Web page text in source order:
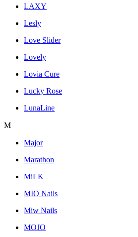
LAXY
Lesly
Love Slider
Lovely
Lovia Cure
Lucky Rose
LunaLine
M
Major
Marathon
MiLK
MIO Nails
Miw Nails
MOJO